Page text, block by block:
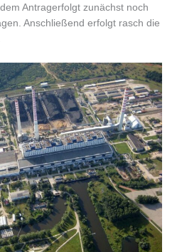
Antragerfolgt zunächst noch
Anschließend erfolgt rasch die